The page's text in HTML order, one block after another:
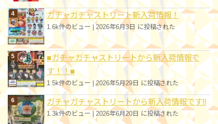
ガチャガチャストリート新入荷情報！
1.6k件のビュー|2026年6月3日 に投稿された
■ガチャガチャストリートから新入荷情報で
す！！■
1.5k件のビュー|2026年5月29日 に投稿された
ガチャガチャストリートから新入荷情報です!!
1.3k件のビュー| 2026年6月20日 に投稿された